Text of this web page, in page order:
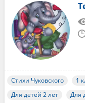
Стихи Чуковского 1
Для детей 2 лет
Для